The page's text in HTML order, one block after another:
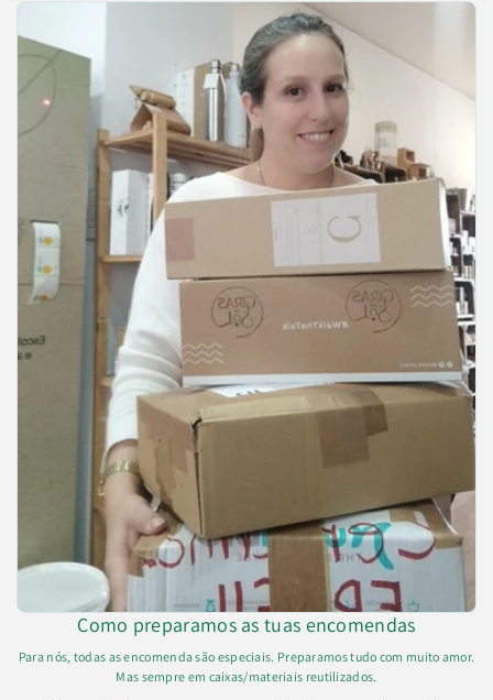
Como preparamos as tuas encomendas
Para nós, todas as encomenda são especiais. Preparamos tudo com muito amor.
Mas sempre em caixas/materiais reutilizados.